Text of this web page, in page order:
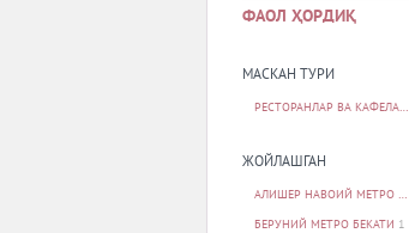
ФАОЛ ҲОРДИҚ
МАСКАН ТУРИ
РЕСТОРАНЛАР ВА КАФЕЛАР
ЖОЙЛАШГАН
АЛИШЕР НАВОИЙ МЕТРО БЕКАТИ
БЕРУНИЙ МЕТРО БЕКАТИ 1